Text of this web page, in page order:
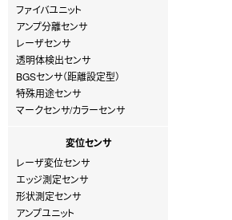
ファイバユニット
アンプ分離センサ
レーザセンサ
透明体検出センサ
BGSセンサ（距離設定型）
特殊用途センサ
マークセンサ/カラーセンサ
変位センサ
レーザ変位センサ
エッジ測定センサ
形状測定センサ
アンプユニット